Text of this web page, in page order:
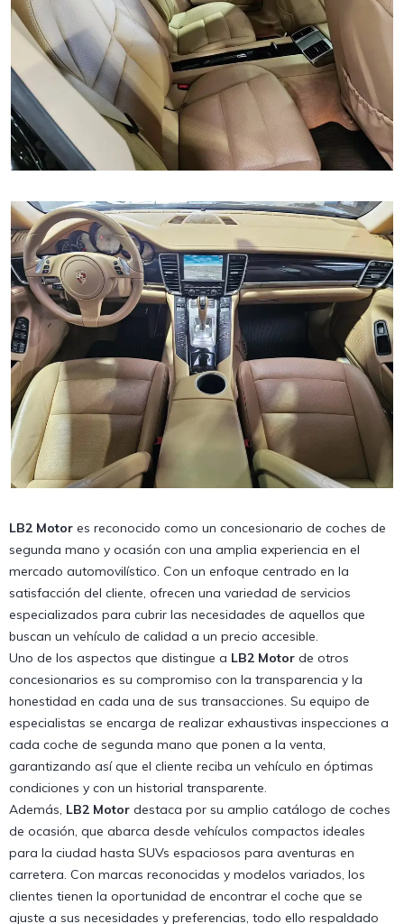
LB2 Motor es reconocido como un concesionario de coches de
segunda mano y ocasión con una amplia experiencia en el
mercado automovilístico. Con un enfoque centrado en la
satisfacción del cliente, ofrecen una variedad de servicios
especializados para cubrir las necesidades de aquellos que
buscan un vehículo de calidad a un precio accesible.
Uno de los aspectos que distingue a LB2 Motor de otros
concesionarios es su compromiso con la transparencia y la
honestidad en cada una de sus transacciones. Su equipo de
especialistas se encarga de realizar exhaustivas inspecciones a
cada coche de segunda mano que ponen a la venta,
garantizando así que el cliente reciba un vehículo en óptimas
condiciones y con un historial transparente.
Además, LB2 Motor destaca por su amplio catálogo de coches
de ocasión, que abarca desde vehículos compactos ideales
para la ciudad hasta SUVs espaciosos para aventuras en
carretera. Con marcas reconocidas y modelos variados, los
clientes tienen la oportunidad de encontrar el coche que se
ajuste a sus necesidades y preferencias, todo ello respaldado